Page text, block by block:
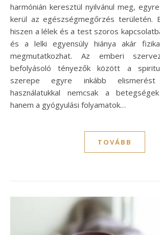
harmónián keresztül nyilvánul meg,
kerül az egészségmegőrzés területén.
hiszen a lélek és a test szoros
és a lelki egyensúly hiánya akár
megmutatkozhat. Az emberi
befolyásoló tényezők között a
szerepe egyre inkább
használatukkal nemcsak a
hanem a gyógyulási folyamatok…
TOVÁBB